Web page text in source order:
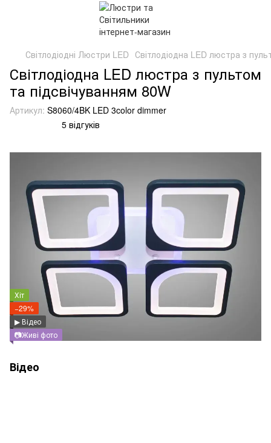
Світлодіодні Люстри LED Світлодіодна LED люстра з
Світлодіодна LED люстра з пультом
та підсвічуванням 80W
Артикул: S8060/4BK LED 3color dimmer
5 відгуків
Хіт
−29%
▶ Відео
📷Живі фото
Відео